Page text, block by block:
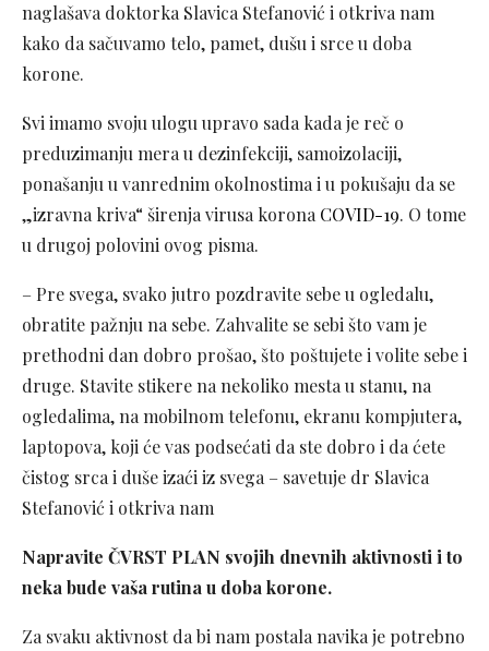
naglašava doktorka Slavica Stefanović i otkriva nam
kako da sačuvamo telo, pamet, dušu i srce u doba
korone.
Svi imamo svoju ulogu upravo sada kada je reč o
preduzimanju mera u dezinfekciji, samoizolaciji,
ponašanju u vanrednim okolnostima i u pokušaju da se
„izravna kriva“ širenja virusa koronaCOVID-19. O tome
u drugoj polovini ovog pisma.
– Pre svega, svako jutro pozdravite sebe u ogledalu,
obratite pažnju na sebe. Zahvalite se sebi što vam je
prethodni dan dobro prošao, što poštujete i volite sebe i
druge. Stavite stikere na nekoliko mesta u stanu, na
ogledalima, na mobilnom telefonu, ekranu kompjutera,
laptopova, koji će vas podsećati da ste dobro i da ćete
čistog srca i duše izaći iz svega – savetuje dr Slavica
Stefanović i otkriva nam
Napravite ČVRST PLAN svojih dnevnih aktivnosti i to
neka bude vaša rutina u doba korone.
Za svaku aktivnost da bi nam postala navika je potrebno